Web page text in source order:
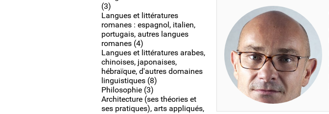
(3)
Langues et littératures
romanes : espagnol, italien,
portugais, autres langues
romanes (4)
Langues et littératures arabes,
chinoises, japonaises,
hébraïque, d'autres domaines
linguistiques (8)
Philosophie (3)
Architecture (ses théories et
ses pratiques), arts appliqués,